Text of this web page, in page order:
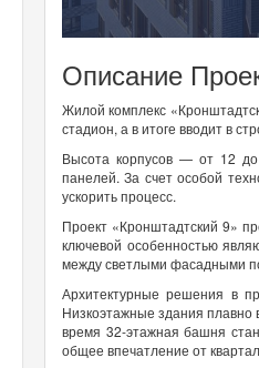
Описание
Жилой комплекс
стадион, а в итоге вводит в
Высота корпусов — от 12
панелей. За счет особой
ускорить процесс.
Проект «Кронштадтский 9»
ключевой особенностью
между светлыми фасадными
Архитектурные решения в
Низкоэтажные здания
время 32-этажная башня
общее впечатление от